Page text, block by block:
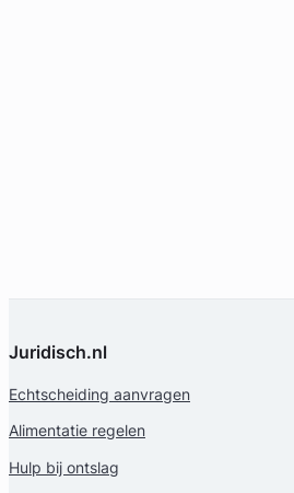
Juridisch.nl
Echtscheiding aanvragen
Alimentatie regelen
Hulp bij ontslag